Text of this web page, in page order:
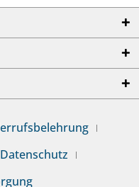
Datenschutz